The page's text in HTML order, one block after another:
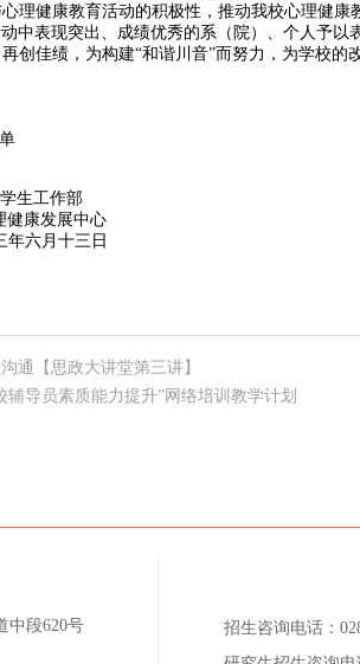
理健康教育活动的积极性，推动我校心理健康
中表现突出、成绩优秀的系（院）、个人予以
创佳绩，为构建“和谐川音”而努力，为学校的
学生工作部
健康发展中心
年六月十三日
通【思政大讲堂第三讲】
导员素质能力提升”网络培训教学计划
中段620号
招生咨询电话：